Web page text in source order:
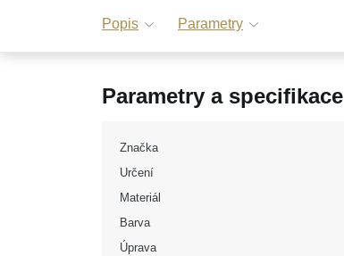
Popis Parametry
Parametry a specifikace
Značka
Určení
Materiál
Barva
Úprava